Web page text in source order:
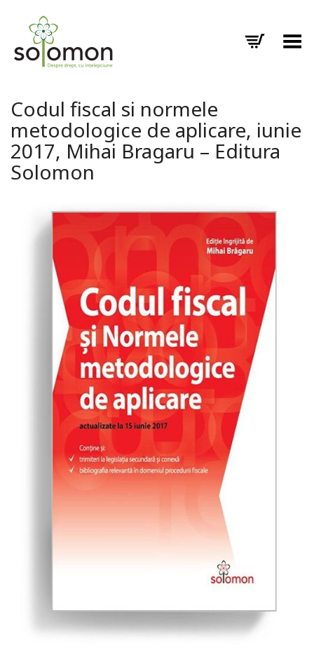
Toggle Menu
Codul fiscal si normele
metodologice de aplicare, iunie
2017, Mihai Bragaru – Editura
Solomon